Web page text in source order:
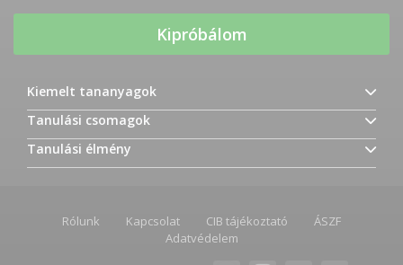
Kipróbálom
Kiemelt tananyagok
Tanulási csomagok
Tanulási élmény
Rólunk Kapcsolat CIB tájékoztató
ÁSZF
Adatvédelem